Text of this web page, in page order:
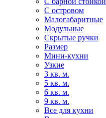
С островом
Малогабаритные
Модульные
Скрытые ручки
Размер
Мини-кухни
Узкие
3 кв. м.
5 кв. м.
6 кв. м.
9 кв. м.
Все для кухни